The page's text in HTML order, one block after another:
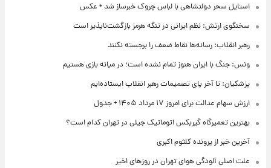
استایل سحر دولتشاهی با لباس چروک خبرساز شد + عکس
سخنگوی ارتش: نظم ایرانی در تنگه هرمز بازگشت‌ناپذیر است
رهبر انقلاب: رسانه‌ها نقاط ضعف را برجسته نکنند
ونس: جنگ با ایران هنوز تمام نشده است؛ در میانه بازی هستیم
پزشکیان: تا آخر پای تصمیمات رهبر انقلاب ایستاده‌ایم
ارزش سهام عدالت برای امروز ۱۷ مرداد ۱۴۰۵ + جدول
بهترین تعمیرگاه گیربکس اتوماتیک جیلی در تهران کدام است؟
آخرین خبر از پرونده کلثوم اکبری
علت اصلی آلودگی هوای تهران در روزهای اخیر